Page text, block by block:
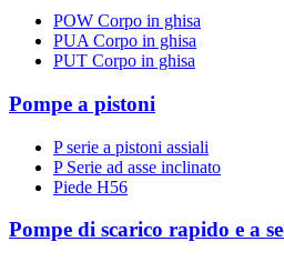
POW Corpo in ghisa
PUA Corpo in ghisa
PUT Corpo in ghisa
Pompe a pistoni
P serie a pistoni assiali
P Serie ad asse inclinato
Piede H56
Pompe di scarico rapido e a